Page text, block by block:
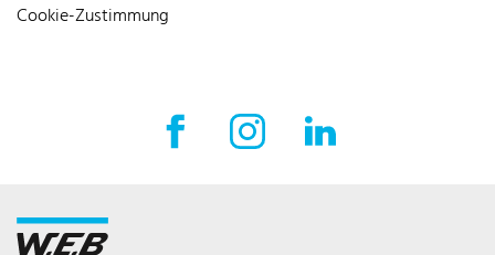
Cookie-Zustimmung
Facebook Externer Link
Instagram Externer Link